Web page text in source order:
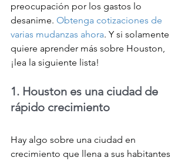
preocupación por los gastos lo
desanime. Obtenga cotizaciones de
varias mudanzas ahora. Y si solamente
quiere aprender más sobre Houston,
¡lea la siguiente lista!
1. Houston es una ciudad de
rápido crecimiento
Hay algo sobre una ciudad en
crecimiento que llena a sus habitantes